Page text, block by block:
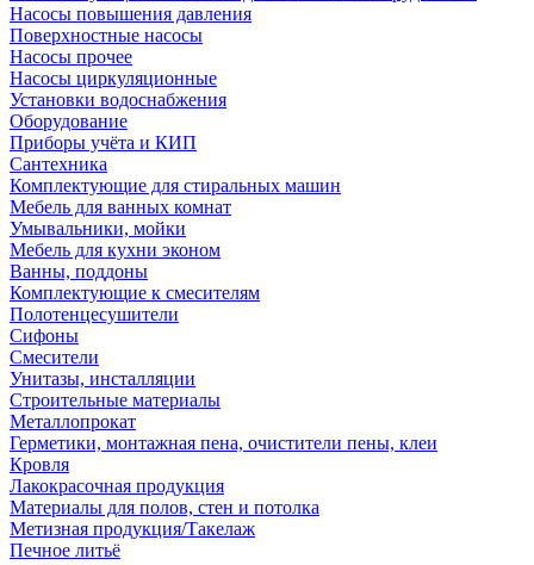
Насосы повышения давления
Поверхностные насосы
Насосы прочее
Насосы циркуляционные
Установки водоснабжения
Оборудование
Приборы учёта и КИП
Сантехника
Комплектующие для стиральных машин
Мебель для ванных комнат
Умывальники, мойки
Мебель для кухни эконом
Ванны, поддоны
Комплектующие к смесителям
Полотенцесушители
Сифоны
Смесители
Унитазы, инсталляции
Строительные материалы
Металлопрокат
Герметики, монтажная пена, очистители пены, клеи
Кровля
Лакокрасочная продукция
Материалы для полов, стен и потолка
Метизная продукция/Такелаж
Печное литьё